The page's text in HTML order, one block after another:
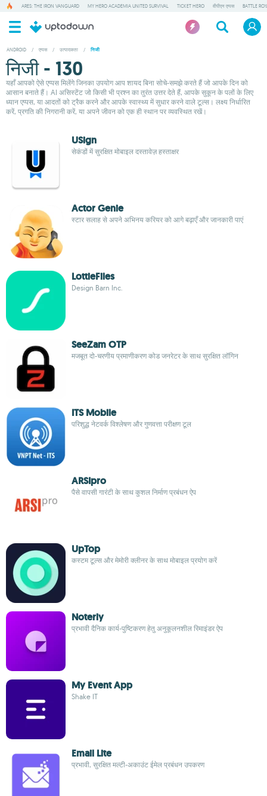
ARES: THE IRON VANGUARD MY HERO ACADEMIA UNITED SURVIVAL TICKET HERO वीपीएन एप्पस BATTLE
ANDROID / एप्पस / उत्पादकता / निजी
निजी - 130
यहाँ आपको ऐसे एप्पस मिलेंगे जिनका उपयोग आप शायद बिना सोचे-समझे करते हैं जो आपके दिन को
आसान बनाते हैं। AI असिस्टेंट जो किसी भी प्रश्न का तुरंत उत्तर देते हैं, आपके सुकून के पलों के लिए
ध्यान एप्पस, या आदतों को ट्रैक करने और आपके स्वास्थ्य में सुधार करने वाले टूल्स। लक्ष्य निर्धारित
करें, प्रगति की निगरानी करें, या अपने जीवन को एक ही स्थान पर व्यवस्थित रखें।
USign
सेकंडों में सुरक्षित मोबाइल दस्तावेज़ हस्ताक्षर
Actor Genie
स्टार सलाह से अपने अभिनय करियर को आगे बढ़ाएँ और जानकारी पाएं
LottieFiles
Design Barn Inc.
SeeZam OTP
मजबूत दो-चरणीय प्रमाणीकरण कोड जनरेटर के साथ सुरक्षित लॉगिन
ITS Mobile
परिशुद्ध नेटवर्क विश्लेषण और गुणवत्ता परीक्षण टूल
ARSIpro
पैसे वापसी गारंटी के साथ कुशल निर्माण प्रबंधन ऐप
UpTop
कस्टम टूल्स और मेमोरी क्लीनर के साथ मोबाइल प्रयोग करें
Noterly
प्रभावी दैनिक कार्य-पुष्टिकरण हेतु अनुकूलनशील रिमाइंडर ऐप
My Event App
Shake IT
Email Lite
प्रभावी, सुरक्षित मल्टी-अकाउंट ईमेल प्रबंधन उपकरण